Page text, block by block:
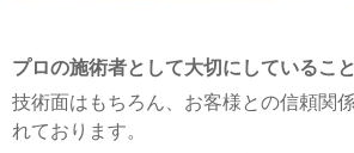
プロの施術者として大切にしているこ
技術面はもちろん、お客様との信頼関
れております。